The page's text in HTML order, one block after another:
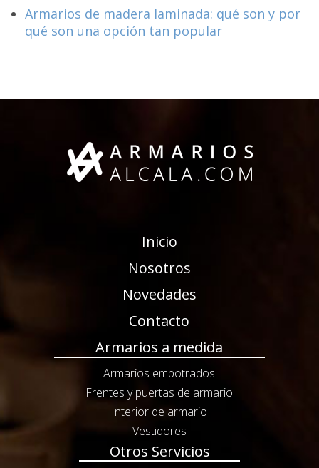
Armarios de madera laminada: qué son y por
qué son una opción tan popular
Inicio
Nosotros
Novedades
Contacto
Armarios a medida
Armarios empotrados
Frentes y puertas de armario
Interior de armario
Vestidores
Otros Servicios